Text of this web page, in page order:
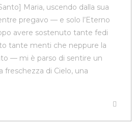
Maria, uscendo dalla sua
pregavo — e solo l’E­terno
avere sostenuto tante fedi
tante menti che neppure la
— mi è parso di sentire un
freschezza di Cielo, una